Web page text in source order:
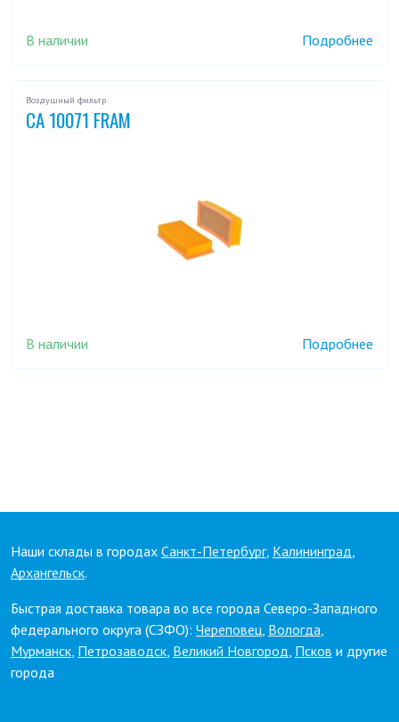
В наличии Подробнее
Воздушный фильтр
CA 10071 FRAM
В наличии Подробнее
Наши склады в городах Санкт-Петербург, Калининград,
Архангельск.
Быстрая доставка товара во все города Северо-Западного
федерального округа (СЗФО): Череповец, Вологда,
Мурманск, Петрозаводск, Великий Новгород, Псков и другие
города